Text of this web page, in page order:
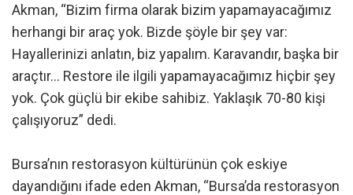
Akman, “Bizim firma olarak bizim yapamayacağımız
herhangi bir araç yok. Bizde şöyle bir şey var:
Hayallerinizi anlatın, biz yapalım. Karavandır, başka bir
araçtır… Restore ile ilgili yapamayacağımız hiçbir şey
yok. Çok güçlü bir ekibe sahibiz. Yaklaşık 70-80 kişi
çalışıyoruz” dedi.
Bursa’nın restorasyon kültürünün çok eskiye
dayandığını ifade eden Akman, “Bursa’da restorasyon